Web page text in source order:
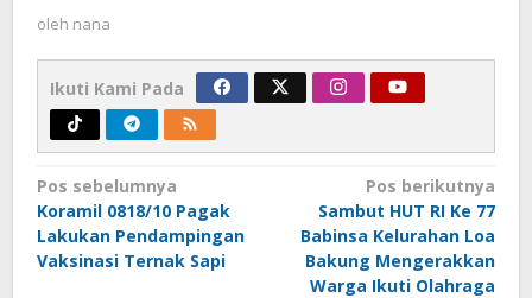
oleh nana
Ikuti Kami Pada
Navigasi
pos
Pos sebelumnya
Koramil 0818/10 Pagak
Lakukan Pendampingan
Vaksinasi Ternak Sapi
Pos berikutnya
Sambut HUT RI Ke 77
Babinsa Kelurahan Loa
Bakung Mengerakkan
Warga Ikuti Olahraga